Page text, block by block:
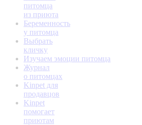
питомца
из приюта
Беременность
у питомца
Выбрать
кличку
Изучаем эмоции питомца
Журнал
о питомцах
Kinpet для
продавцов
Kinpet
помогает
приютам